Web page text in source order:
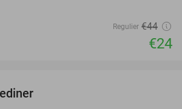
Regulier €44
€24